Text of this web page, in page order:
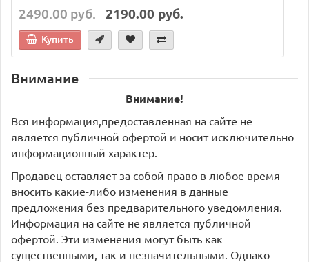
2490.00 руб. 2190.00 руб.
Купить
Внимание
Внимание!
Вся информация,предоставленная на сайте не
является публичной офертой и носит исключительно
информационный характер.
Продавец оставляет за собой право в любое время
вносить какие-либо изменения в данные
предложения без предварительного уведомления.
Информация на сайте не является публичной
офертой. Эти изменения могут быть как
существенными, так и незначительными. Однако